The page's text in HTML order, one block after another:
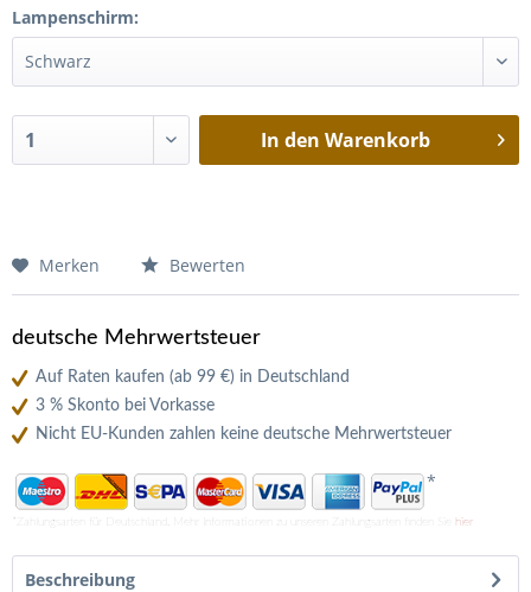
Lampenschirm:
In den Warenkorb
Merken Bewerten
deutsche Mehrwertsteuer
Auf Raten kaufen (ab 99 €) in Deutschland
3 % Skonto bei Vorkasse
Nicht EU-Kunden zahlen keine deutsche Mehrwertsteuer
*
*Zahlungsarten für Deutschland. Mehr Informationen zu unseren Zahlungsarten finden Sie hier
Beschreibung